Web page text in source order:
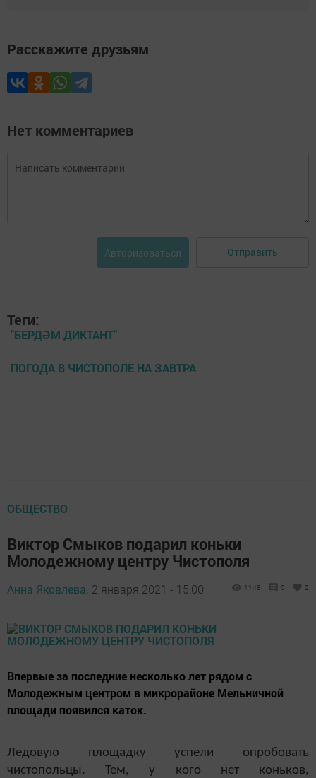
Расскажите друзьям
Нет комментариев
Авторизоваться Отправить
Теги:
"БЕРДӘМ ДИКТАНТ"
ПОГОДА В ЧИСТОПОЛЕ НА ЗАВТРА
ОБЩЕСТВО
Виктор Смыков подарил коньки
Молодежному центру Чистополя
Анна Яковлева, 2 января 2021 - 15:00 1148 0 2
Впервые за последние несколько лет рядом с
Молодежным центром в микрорайоне Мельничной
площади появился каток.
Ледовую площадку успели опробовать
чистопольцы. Тем, у кого нет коньков,